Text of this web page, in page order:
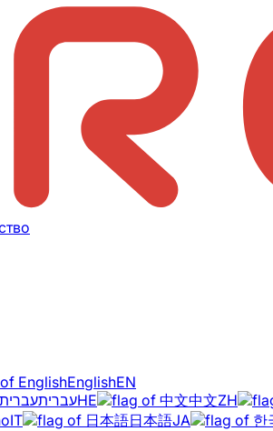
EnglishEN
עבריתHE 中文ZH
IT 日本語JA